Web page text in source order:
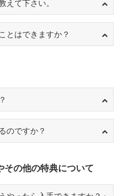
えて下さい。
とはできますか？
のですか？
その他の特典について